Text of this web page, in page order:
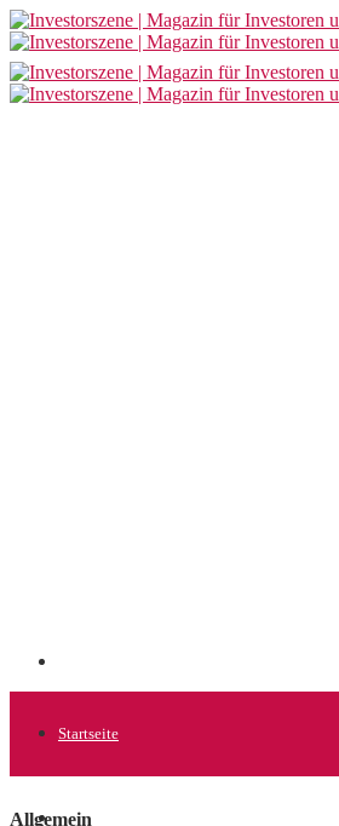
Startseite
Allgemein
Allgemein